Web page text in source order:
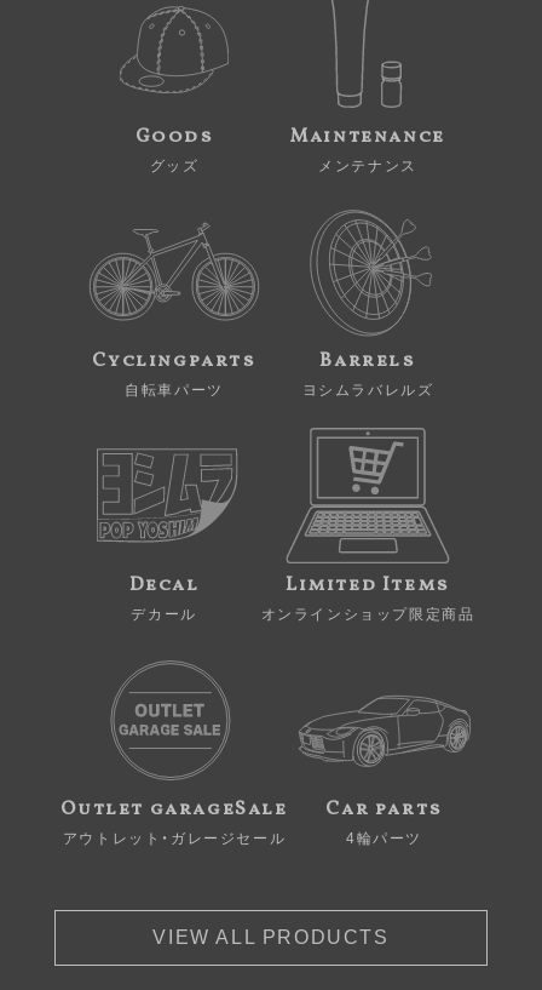
Goods
グッズ
Maintenance
メンテナンス
Cyclingparts
自転車パーツ
Barrels
ヨシムラバレルズ
Decal
デカール
Limited Items
オンラインショップ限定商品
Outlet garageSale
アウトレット・ガレージセール
Car parts
4輪パーツ
VIEW ALL PRODUCTS